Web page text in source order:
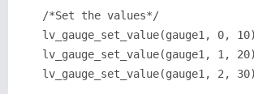
    /*Set the values*/
lv_gauge_set_value(gauge1, 0,
lv_gauge_set_value(gauge1, 1,
lv_gauge_set_value(gauge1, 2,